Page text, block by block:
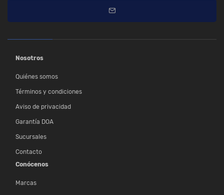
Nosotros
Quiénes somos
Términos y condiciones
Aviso de privacidad
Garantía DOA
Sucursales
Contacto
Conócenos
Marcas